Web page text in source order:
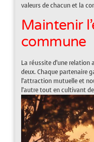
valeurs de chacun et la
Maintenir
commune
La réussite d’une
deux. Chaque partenaire
l’attraction mutuelle et
l’autre tout en cultivant